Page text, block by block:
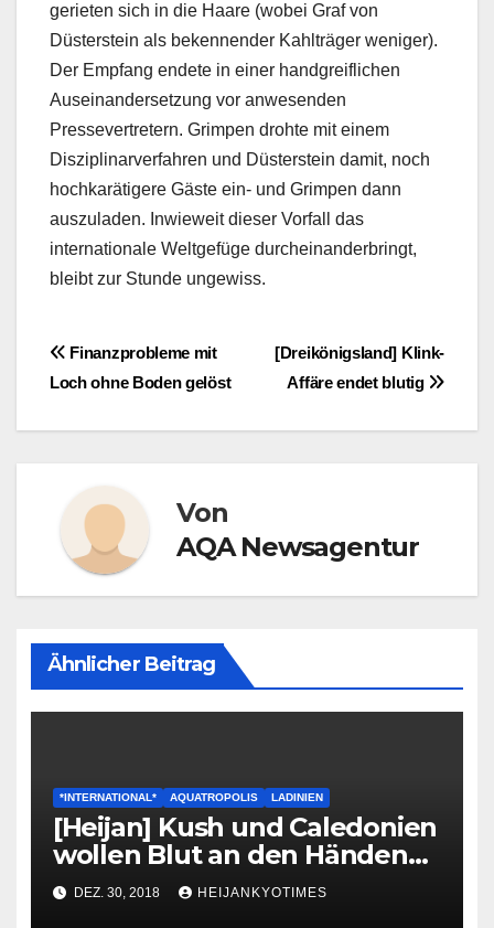
gerieten sich in die Haare (wobei Graf von
Düsterstein als bekennender Kahlträger weniger).
Der Empfang endete in einer handgreiflichen
Auseinandersetzung vor anwesenden
Pressevertretern. Grimpen drohte mit einem
Disziplinarverfahren und Düsterstein damit, noch
hochkarätigere Gäste ein- und Grimpen dann
auszuladen. Inwieweit dieser Vorfall das
internationale Weltgefüge durcheinanderbringt,
bleibt zur Stunde ungewiss.
Beitragsnavigation
[Dreikönigsland] Klink-
Affäre endet blutig
Finanzprobleme mit
Loch ohne Boden gelöst
Von
AQA Newsagentur
Ähnlicher Beitrag
*INTERNATIONAL* AQUATROPOLIS LADINIEN
[Heijan] Kush und Caledonien
wollen Blut an den Händen
haben – ein Kommentar
DEZ. 30, 2018 HEIJANKYOTIMES